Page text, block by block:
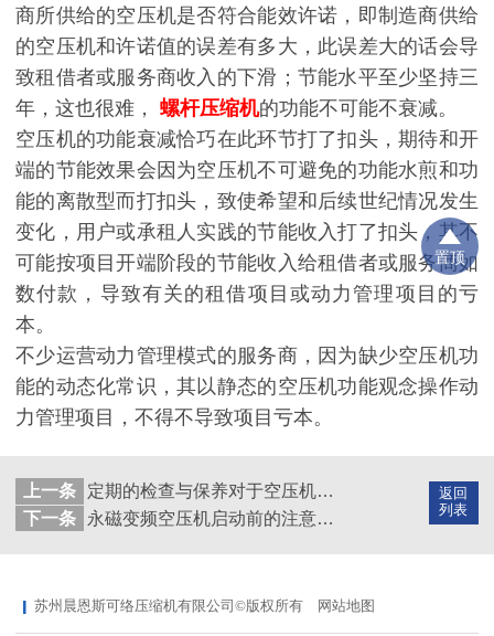
商所供给的空压机是否符合能效许诺，即制造商供给
的空压机和许诺值的误差有多大，此误差大的话会导
致租借者或服务商收入的下滑；节能水平至少坚持三
年，这也很难， 螺杆压缩机的功能不可能不衰减。
空压机的功能衰减恰巧在此环节打了扣头，期待和开
端的节能效果会因为空压机不可避免的功能水煎和功
能的离散型而打扣头，致使希望和后续世纪情况发生
变化，用户或承租人实践的节能收入打了扣头，其不
可能按项目开端阶段的节能收入给租借者或服务商如
数付款，导致有关的租借项目或动力管理项目的亏
本。
不少运营动力管理模式的服务商，因为缺少空压机功
能的动态化常识，其以静态的空压机功能观念操作动
力管理项目，不得不导致项目亏本。
返回
列表
上一条
定期的检查与保养对于空压机的重要性
下一条
永磁变频空压机启动前的注意事项
置顶
苏州晨恩斯可络压缩机有限公司©版权所有 网站地图